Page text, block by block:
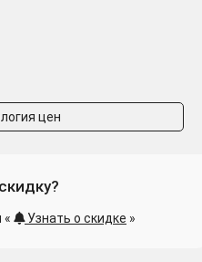
цен
« Узнать о скидке »